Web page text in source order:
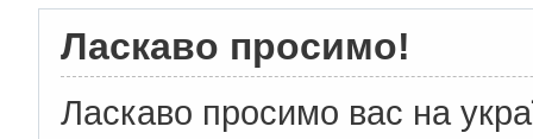
Ласкаво просимо!
Ласкаво просимо вас на